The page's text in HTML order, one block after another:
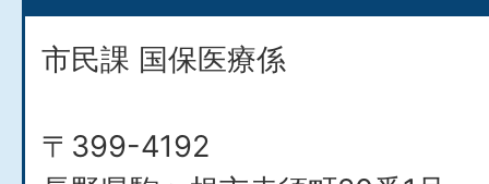
市民課 国保医療係
〒399-4192